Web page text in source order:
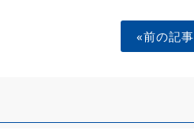
«前の記事